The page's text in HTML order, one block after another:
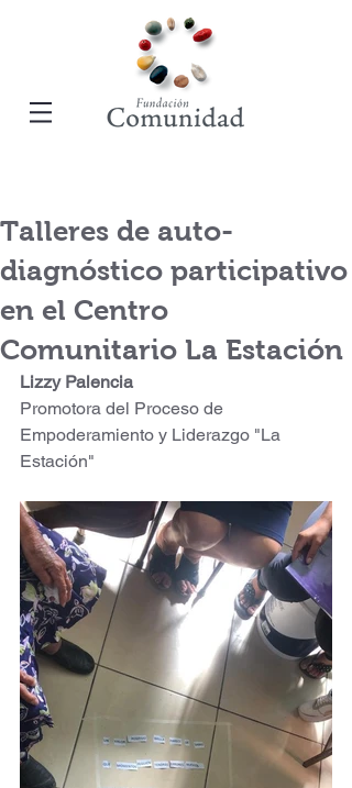
Talleres de auto-
diagnóstico participativo
en el Centro
Comunitario La Estación
Lizzy Palencia
Promotora del Proceso de
Empoderamiento y Liderazgo "La
Estación"